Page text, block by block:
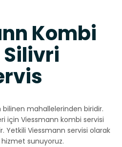
Kombi
bilinen mahallelerinden biridir.
için Viessmann kombi servisi
Viessmann servisi olarak
hizmet sunuyoruz.